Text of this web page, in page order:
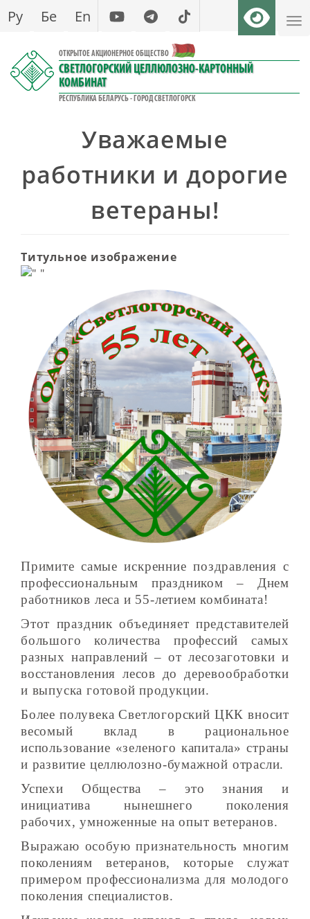
Перейти
содержанию
Ру Бе En
ОТКРЫТОЕ АКЦИОНЕРНОЕ ОБЩЕСТВО
СВЕТЛОГОРСКИЙ ЦЕЛЛЮЛОЗНО-КАРТОННЫЙ
КОМБИНАТ
РЕСПУБЛИКА БЕЛАРУСЬ - ГОРОД СВЕТЛОГОРСК
Уважаемые
работники и дорогие
ветераны!
Титульное изображение
Примите самые искренние поздравления с
профессиональным праздником – Днем
работников леса и 55-летием комбината!
Этот праздник объединяет представителей
большого количества профессий самых
разных направлений – от лесозаготовки и
восстановления лесов до деревообработки
и выпуска готовой продукции.
Более полувека Светлогорский ЦКК вносит
весомый вклад в рациональное
использование «зеленого капитала» страны
и развитие целлюлозно-бумажной отрасли.
Успехи Общества – это знания и
инициатива нынешнего поколения
рабочих, умноженные на опыт ветеранов.
Выражаю особую признательность многим
поколениям ветеранов, которые служат
примером профессионализма для молодого
поколения специалистов.